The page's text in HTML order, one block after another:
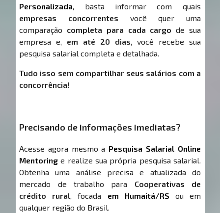
Personalizada, basta informar com quais
empresas concorrentes você quer uma
comparação completa para cada cargo de sua
empresa e, em até 20 dias, você recebe sua
pesquisa salarial completa e detalhada.
Tudo isso sem compartilhar seus salários com a
concorrência!
Precisando de Informações Imediatas?
Acesse agora mesmo a Pesquisa Salarial Online
Mentoring e realize sua própria pesquisa salarial.
Obtenha uma análise precisa e atualizada do
mercado de trabalho para Cooperativas de
crédito rural, focada em Humaitá/RS ou em
qualquer região do Brasil.